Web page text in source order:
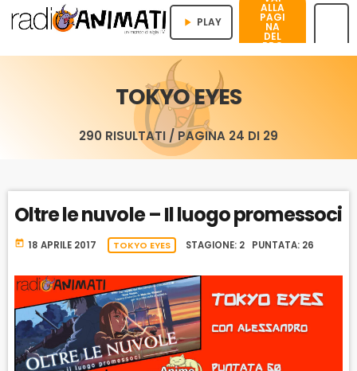
play_arrow PLAY
ALLA
PAGI
NA
DEL
PRO
GRA
TOKYO EYES
290 RISULTATI / PAGINA 24 DI 29
Oltre le nuvole – Il luogo promessoci
today 18 APRILE 2017 TOKYO EYES STAGIONE: 2 PUNTATA: 26